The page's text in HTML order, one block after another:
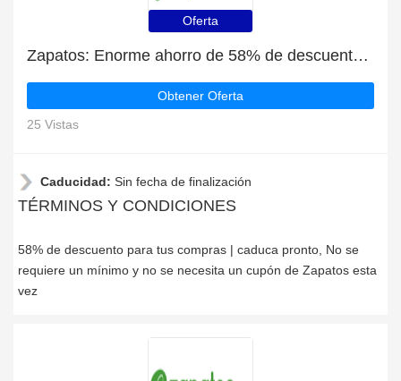
Oferta
Zapatos: Enorme ahorro de 58% de descuento en toda la web sólo durante este mes
Obtener Oferta
25 Vistas
Caducidad: Sin fecha de finalización
TÉRMINOS Y CONDICIONES
58% de descuento para tus compras | caduca pronto, No se
requiere un mínimo y no se necesita un cupón de Zapatos esta
vez